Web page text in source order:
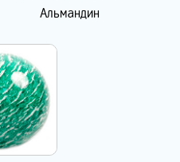
Альмандин